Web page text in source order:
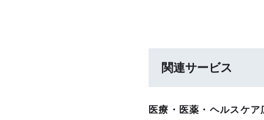
関連サービス
医療・医薬・ヘルスケア